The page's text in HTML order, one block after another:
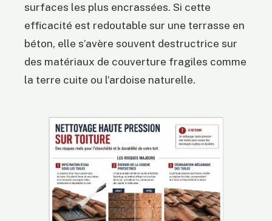
surfaces les plus encrassées. Si cette
efficacité est redoutable sur une terrasse en
béton, elle s’avère souvent destructrice sur
des matériaux de couverture fragiles comme
la terre cuite ou l’ardoise naturelle.